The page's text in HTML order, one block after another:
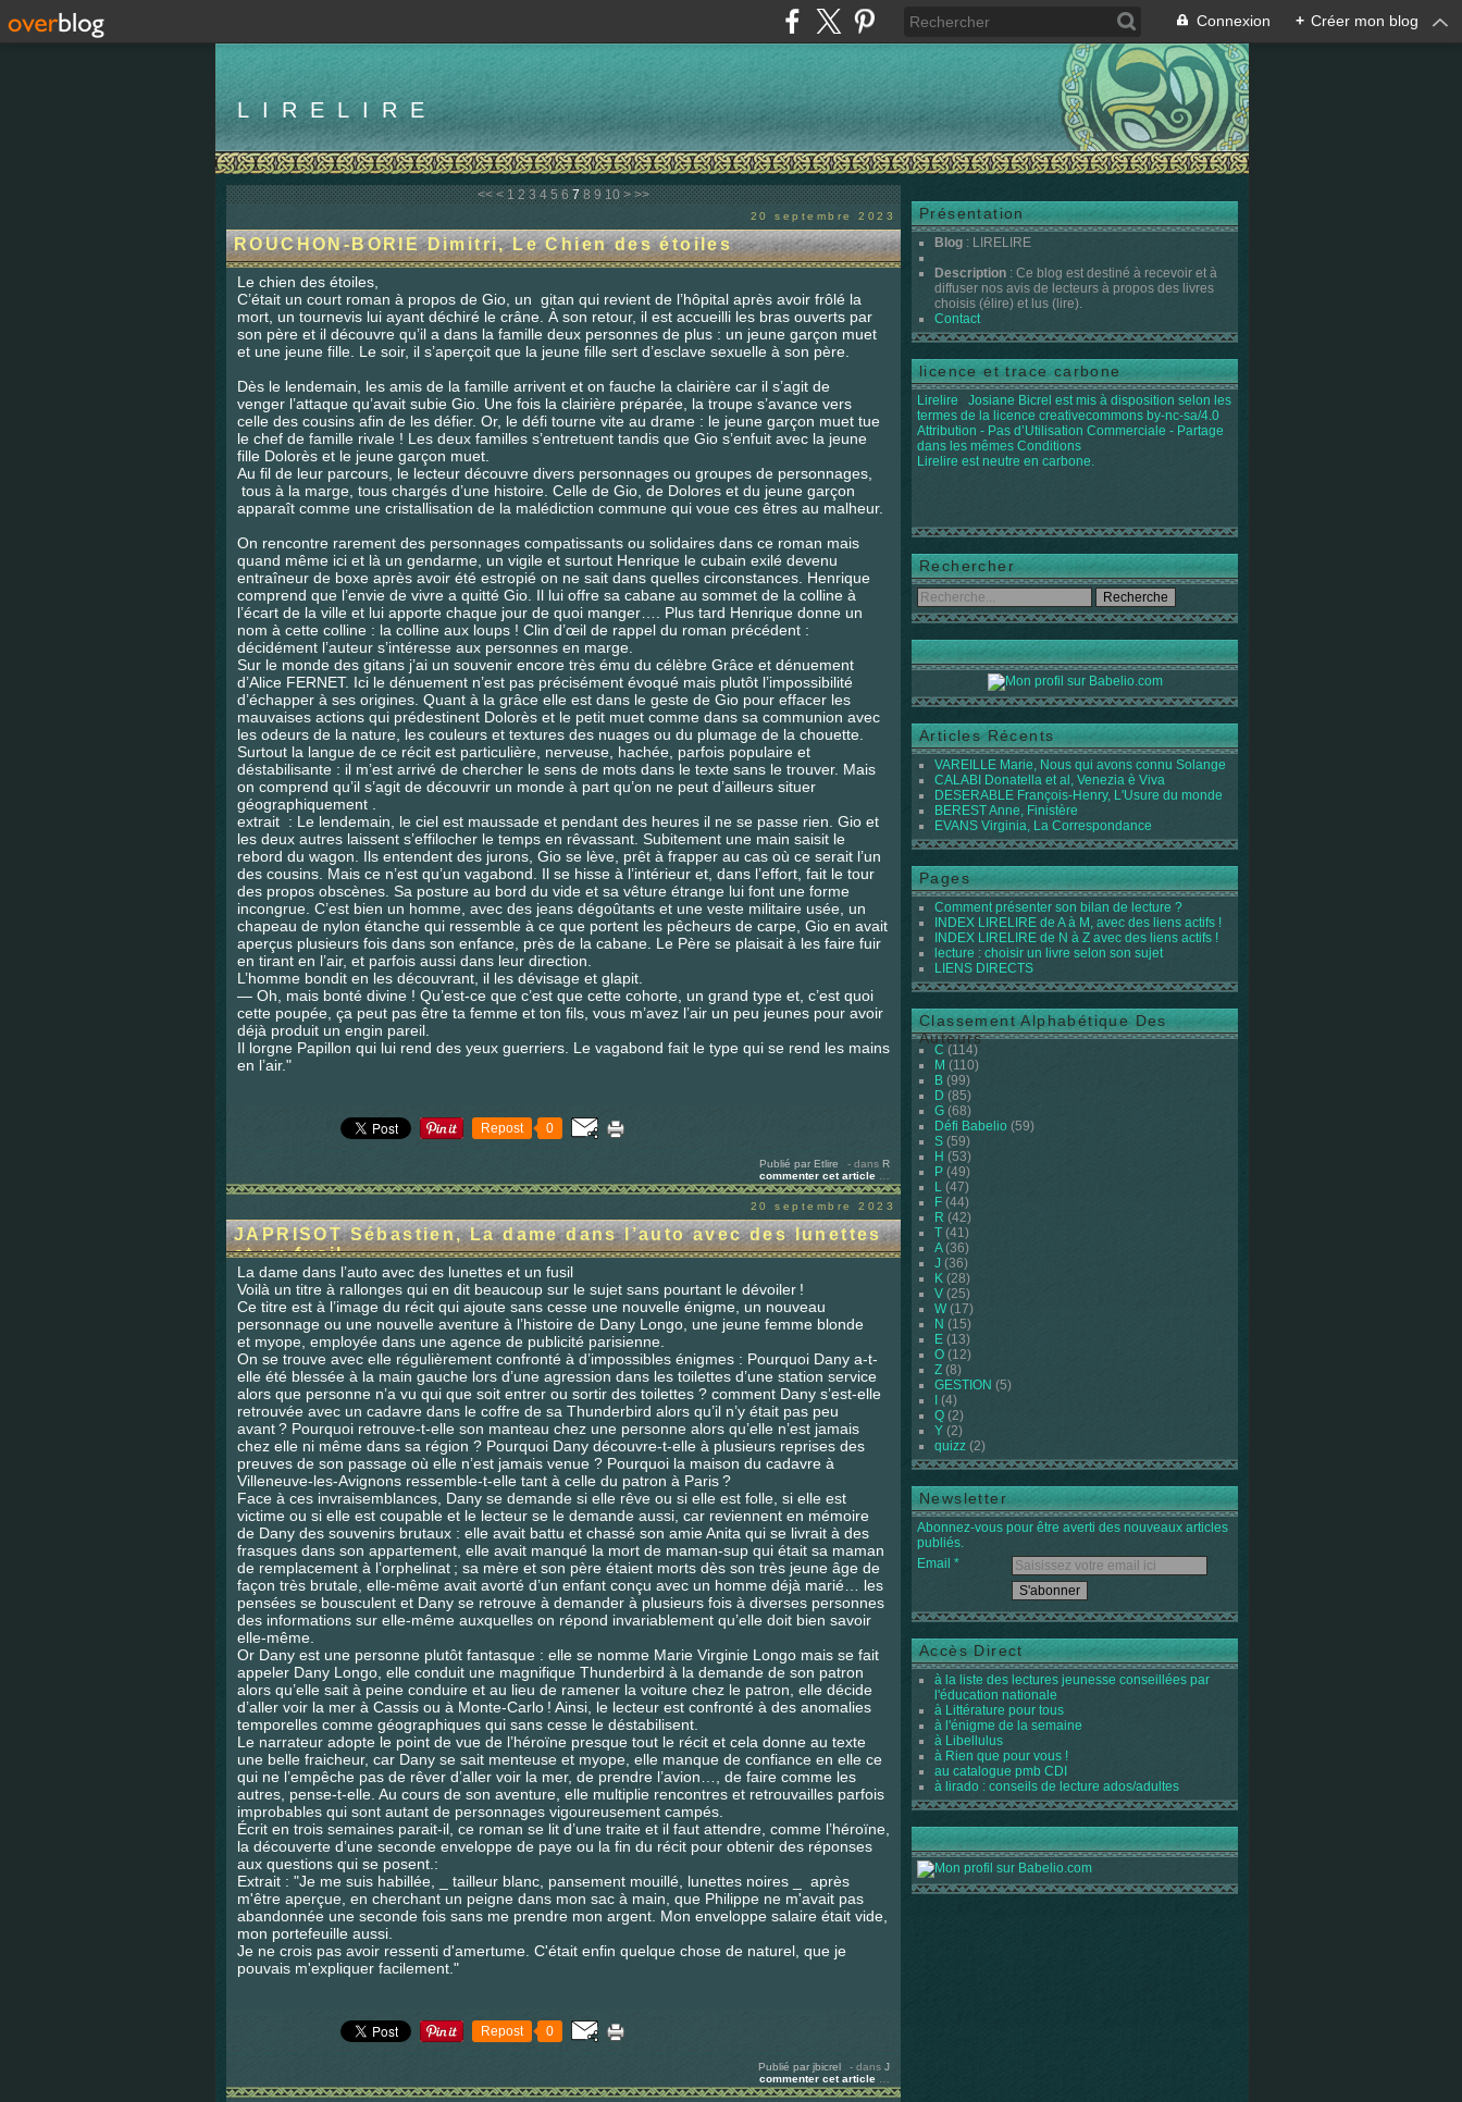
Connexion + Créer mon blog
LIRELIRE
<< < 1 2 3 4 5 6 7 8 9 10 20
30
40
50
60
70
80
90
100
> >>
20 septembre 2023
ROUCHON-BORIE Dimitri, Le Chien des étoiles
Le chien des étoiles,
C’était un court roman à propos de Gio, un gitan qui revient de l’hôpital après avoir frôlé la
mort, un tournevis lui ayant déchiré le crâne. À son retour, il est accueilli les bras ouverts par
son père et il découvre qu’il a dans la famille deux personnes de plus : un jeune garçon muet
et une jeune fille. Le soir, il s’aperçoit que la jeune fille sert d’esclave sexuelle à son père.
Dès le lendemain, les amis de la famille arrivent et on fauche la clairière car il s’agit de
venger l’attaque qu’avait subie Gio. Une fois la clairière préparée, la troupe s’avance vers
celle des cousins afin de les défier. Or, le défi tourne vite au drame : le jeune garçon muet tue
le chef de famille rivale ! Les deux familles s’entretuent tandis que Gio s’enfuit avec la jeune
fille Dolorès et le jeune garçon muet.
Au fil de leur parcours, le lecteur découvre divers personnages ou groupes de personnages,
tous à la marge, tous chargés d’une histoire. Celle de Gio, de Dolores et du jeune garçon
apparaît comme une cristallisation de la malédiction commune qui voue ces êtres au malheur.
On rencontre rarement des personnages compatissants ou solidaires dans ce roman mais
quand même ici et là un gendarme, un vigile et surtout Henrique le cubain exilé devenu
entraîneur de boxe après avoir été estropié on ne sait dans quelles circonstances. Henrique
comprend que l’envie de vivre a quitté Gio. Il lui offre sa cabane au sommet de la colline à
l’écart de la ville et lui apporte chaque jour de quoi manger…. Plus tard Henrique donne un
nom à cette colline : la colline aux loups ! Clin d’œil de rappel du roman précédent :
décidément l’auteur s’intéresse aux personnes en marge.
Sur le monde des gitans j’ai un souvenir encore très ému du célèbre Grâce et dénuement
d’Alice FERNET. Ici le dénuement n’est pas précisément évoqué mais plutôt l’impossibilité
d’échapper à ses origines. Quant à la grâce elle est dans le geste de Gio pour effacer les
mauvaises actions qui prédestinent Dolorès et le petit muet comme dans sa communion avec
les odeurs de la nature, les couleurs et textures des nuages ou du plumage de la chouette.
Surtout la langue de ce récit est particulière, nerveuse, hachée, parfois populaire et
déstabilisante : il m’est arrivé de chercher le sens de mots dans le texte sans le trouver. Mais
on comprend qu’il s’agit de découvrir un monde à part qu’on ne peut d’ailleurs situer
géographiquement .
extrait : Le lendemain, le ciel est maussade et pendant des heures il ne se passe rien. Gio et
les deux autres laissent s’effilocher le temps en rêvassant. Subitement une main saisit le
rebord du wagon. Ils entendent des jurons, Gio se lève, prêt à frapper au cas où ce serait l’un
des cousins. Mais ce n’est qu’un vagabond. Il se hisse à l’intérieur et, dans l’effort, fait le tour
des propos obscènes. Sa posture au bord du vide et sa vêture étrange lui font une forme
incongrue. C’est bien un homme, avec des jeans dégoûtants et une veste militaire usée, un
chapeau de nylon étanche qui ressemble à ce que portent les pêcheurs de carpe, Gio en avait
aperçus plusieurs fois dans son enfance, près de la cabane. Le Père se plaisait à les faire fuir
en tirant en l’air, et parfois aussi dans leur direction.
L’homme bondit en les découvrant, il les dévisage et glapit.
— Oh, mais bonté divine ! Qu’est-ce que c’est que cette cohorte, un grand type et, c’est quoi
cette poupée, ça peut pas être ta femme et ton fils, vous m’avez l’air un peu jeunes pour avoir
déjà produit un engin pareil.
Il lorgne Papillon qui lui rend des yeux guerriers. Le vagabond fait le type qui se rend les mains
en l’air."
Repost 0
Publié par Etlire - dans R
commenter cet article
20 septembre 2023
JAPRISOT Sébastien, La dame dans l’auto avec des lunettes
et un fusil
La dame dans l’auto avec des lunettes et un fusil
Voilà un titre à rallonges qui en dit beaucoup sur le sujet sans pourtant le dévoiler !
Ce titre est à l’image du récit qui ajoute sans cesse une nouvelle énigme, un nouveau
personnage ou une nouvelle aventure à l’histoire de Dany Longo, une jeune femme blonde
et myope, employée dans une agence de publicité parisienne.
On se trouve avec elle régulièrement confronté à d’impossibles énigmes : Pourquoi Dany a-t-
elle été blessée à la main gauche lors d’une agression dans les toilettes d’une station service
alors que personne n’a vu qui que soit entrer ou sortir des toilettes ? comment Dany s’est-elle
retrouvée avec un cadavre dans le coffre de sa Thunderbird alors qu’il n’y était pas peu
avant ? Pourquoi retrouve-t-elle son manteau chez une personne alors qu’elle n’est jamais
chez elle ni même dans sa région ? Pourquoi Dany découvre-t-elle à plusieurs reprises des
preuves de son passage où elle n’est jamais venue ? Pourquoi la maison du cadavre à
Villeneuve-les-Avignons ressemble-t-elle tant à celle du patron à Paris ?
Face à ces invraisemblances, Dany se demande si elle rêve ou si elle est folle, si elle est
victime ou si elle est coupable et le lecteur se le demande aussi, car reviennent en mémoire
de Dany des souvenirs brutaux : elle avait battu et chassé son amie Anita qui se livrait à des
frasques dans son appartement, elle avait manqué la mort de maman-sup qui était sa maman
de remplacement à l’orphelinat ; sa mère et son père étaient morts dès son très jeune âge de
façon très brutale, elle-même avait avorté d’un enfant conçu avec un homme déjà marié… les
pensées se bousculent et Dany se retrouve à demander à plusieurs fois à diverses personnes
des informations sur elle-même auxquelles on répond invariablement qu’elle doit bien savoir
elle-même.
Or Dany est une personne plutôt fantasque : elle se nomme Marie Virginie Longo mais se fait
appeler Dany Longo, elle conduit une magnifique Thunderbird à la demande de son patron
alors qu’elle sait à peine conduire et au lieu de ramener la voiture chez le patron, elle décide
d’aller voir la mer à Cassis ou à Monte-Carlo ! Ainsi, le lecteur est confronté à des anomalies
temporelles comme géographiques qui sans cesse le déstabilisent.
Le narrateur adopte le point de vue de l’héroïne presque tout le récit et cela donne au texte
une belle fraicheur, car Dany se sait menteuse et myope, elle manque de confiance en elle ce
qui ne l’empêche pas de rêver d’aller voir la mer, de prendre l’avion…, de faire comme les
autres, pense-t-elle. Au cours de son aventure, elle multiplie rencontres et retrouvailles parfois
improbables qui sont autant de personnages vigoureusement campés.
Écrit en trois semaines parait-il, ce roman se lit d’une traite et il faut attendre, comme l’héroïne,
la découverte d’une seconde enveloppe de paye ou la fin du récit pour obtenir des réponses
aux questions qui se posent.:
Extrait : "Je me suis habillée, _ tailleur blanc, pansement mouillé, lunettes noires _ après
m'être aperçue, en cherchant un peigne dans mon sac à main, que Philippe ne m'avait pas
abandonnée une seconde fois sans me prendre mon argent. Mon enveloppe salaire était vide,
mon portefeuille aussi.
Je ne crois pas avoir ressenti d'amertume. C'était enfin quelque chose de naturel, que je
pouvais m'expliquer facilement."
Repost 0
Publié par jbicrel - dans J
commenter cet article
Présentation
Blog : LIRELIRE
Description : Ce blog est destiné à recevoir et à
diffuser nos avis de lecteurs à propos des livres
choisis (élire) et lus (lire).
Contact
licence et trace carbone
Lirelire Josiane Bicrel est mis à disposition selon les
termes de la licence creativecommons by-nc-sa/4.0
Attribution - Pas d’Utilisation Commerciale - Partage
dans les mêmes Conditions
Lirelire est neutre en carbone.
Rechercher
Articles Récents
VAREILLE Marie, Nous qui avons connu Solange
CALABI Donatella et al, Venezia è Viva
DESERABLE François-Henry, L'Usure du monde
BEREST Anne, Finistère
EVANS Virginia, La Correspondance
Pages
Comment présenter son bilan de lecture ?
INDEX LIRELIRE de A à M, avec des liens actifs !
INDEX LIRELIRE de N à Z avec des liens actifs !
lecture : choisir un livre selon son sujet
LIENS DIRECTS
Classement Alphabétique Des
Auteurs
C (114)
M (110)
B (99)
D (85)
G (68)
Défi Babelio (59)
S (59)
H (53)
P (49)
L (47)
F (44)
R (42)
T (41)
A(36)
J (36)
K (28)
V (25)
W(17)
N (15)
E (13)
O (12)
Z (8)
GESTION (5)
(4)
Q (2)
Y (2)
quizz (2)
Newsletter
Abonnez-vous pour être averti des nouveaux articles
publiés.
Email
Accès Direct
à la liste des lectures jeunesse conseillées par
l'éducation nationale
à Littérature pour tous
à l'énigme de la semaine
à Libellulus
à Rien que pour vous !
au catalogue pmb CDI
à lirado : conseils de lecture ados/adultes